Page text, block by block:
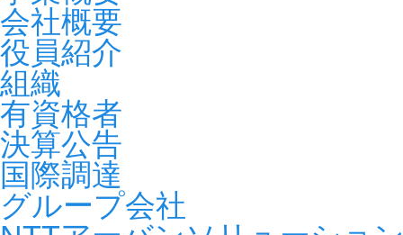
会社概要
役員紹介
組織
有資格者
決算公告
国際調達
グループ会社